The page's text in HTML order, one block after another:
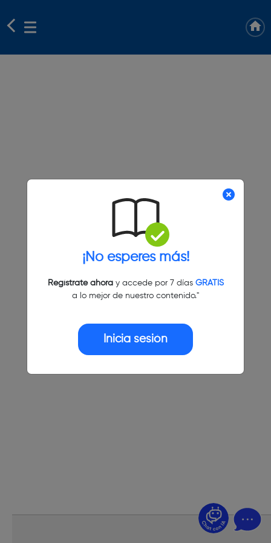
¡No esperes más!
Regístrate ahoray accede por 7 días GRATIS
a lo mejor de nuestro contenido."
Inicia sesión